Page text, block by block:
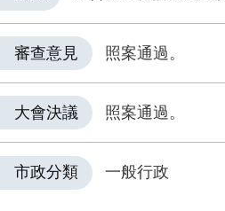
審查意見 照案通過。
大會決議 照案通過。
市政分類 一般行政